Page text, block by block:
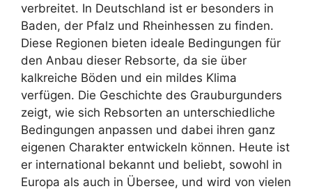
verbreitet. In Deutschland ist er besonders in
Baden, der Pfalz und Rheinhessen zu finden.
Diese Regionen bieten ideale Bedingungen für
den Anbau dieser Rebsorte, da sie über
kalkreiche Böden und ein mildes Klima
verfügen. Die Geschichte des Grauburgunders
zeigt, wie sich Rebsorten an unterschiedliche
Bedingungen anpassen und dabei ihren ganz
eigenen Charakter entwickeln können. Heute ist
er international bekannt und beliebt, sowohl in
Europa als auch in Übersee, und wird von vielen